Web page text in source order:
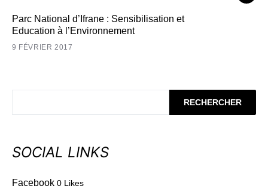
Parc National d’Ifrane : Sensibilisation et
Education à l’Environnement
9 FÉVRIER 2017
RECHERCHER
SOCIAL LINKS
Facebook 0 Likes